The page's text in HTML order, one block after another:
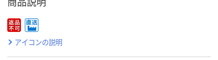
アイコンの説明